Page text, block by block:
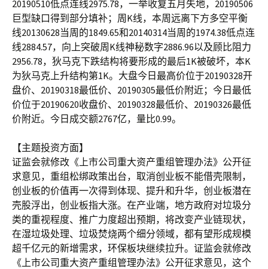
20190510低点连线2975.78，一举收复五月失地，20190506
巨型缺口得到部分填补；周K线，本周远离下方多空平衡
线20130628当周的1849.65和20140314当周的1974.38低点连
线2884.57，向上突破周K线神秘数字2886.96以及顾比阻力
2956.78，狄马克下跌结构将要形成的最后1K被破坏，本K
为狄马克上升结构第1K。大盘今日最高价位于20190328开
盘价、20190318最低价、20190305最低价附近；今日最低
价位于20190620收盘价、20190328最低价、20190326最低
价附近。今日成交额2767亿，量比0.99。
【主题投资方面】
证监会就修改《上市公司重大资产重组管理办法》公开征
求意见，重组松绑政策出台，取消创业板不能借壳限制，
创业板的价值再一次得到体现、提升和升华，创业板潜在
壳股浮出，创业板指大涨。在产业端，地方政府对垃圾分
类的重视程度、推广力度超出预期，将改变产业链现状，
在湿垃圾处理、垃圾焚烧两个细分领域，都有望形成规模
超千亿元的新增需求，环保板块继续拉升。证监会就修改
《上市公司重大资产重组管理办法》公开征求意见，这个